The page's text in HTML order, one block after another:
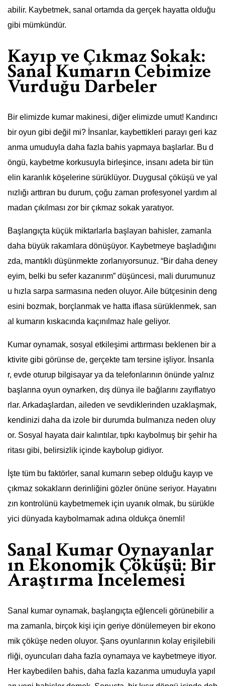
abilir. Kaybetmek, sanal ortamda da gerçek hayatta olduğu
gibi mümkündür.
Kayıp ve Çıkmaz Sokak:
Sanal Kumarın Cebimize
Vurduğu Darbeler
Bir elimizde kumar makinesi, diğer elimizde umut! Kandırıcı
bir oyun gibi değil mi? İnsanlar, kaybettikleri parayı geri kaz
anma umuduyla daha fazla bahis yapmaya başlarlar. Bu d
öngü, kaybetme korkusuyla birleşince, insanı adeta bir tün
elin karanlık köşelerine sürüklüyor. Duygusal çöküşü ve yal
nızlığı arttıran bu durum, çoğu zaman profesyonel yardım al
madan çıkılması zor bir çıkmaz sokak yaratıyor.
Başlangıçta küçük miktarlarla başlayan bahisler, zamanla
daha büyük rakamlara dönüşüyor. Kaybetmeye başladığını
zda, mantıklı düşünmekte zorlanıyorsunuz. “Bir daha deney
eyim, belki bu sefer kazanırım” düşüncesi, mali durumunuz
u hızla sarpa sarmasına neden oluyor. Aile bütçesinin deng
esini bozmak, borçlanmak ve hatta iflasa sürüklenmek, san
al kumarın kıskacında kaçınılmaz hale geliyor.
Kumar oynamak, sosyal etkileşimi arttırması beklenen bir a
ktivite gibi görünse de, gerçekte tam tersine işliyor. İnsanla
r, evde oturup bilgisayar ya da telefonlarının önünde yalnız
başlarına oyun oynarken, dış dünya ile bağlarını zayıflatıyo
rlar. Arkadaşlardan, aileden ve sevdiklerinden uzaklaşmak,
kendinizi daha da izole bir durumda bulmanıza neden oluy
or. Sosyal hayata dair kalıntılar, tıpkı kaybolmuş bir şehir ha
ritası gibi, belirsizlik içinde kaybolup gidiyor.
İşte tüm bu faktörler, sanal kumarın sebep olduğu kayıp ve
çıkmaz sokakların derinliğini gözler önüne seriyor. Hayatını
zın kontrolünü kaybetmemek için uyanık olmak, bu sürükle
yici dünyada kaybolmamak adına oldukça önemli!
Sanal Kumar Oynayanlar
ın Ekonomik Çöküşü: Bir
Araştırma İncelemesi
Sanal kumar oynamak, başlangıçta eğlenceli görünebilir a
ma zamanla, birçok kişi için geriye dönülemeyen bir ekono
mik çöküşe neden oluyor. Şans oyunlarının kolay erişilebili
rliği, oyuncuları daha fazla oynamaya ve kaybetmeye itiyor.
Her kaybedilen bahis, daha fazla kazanma umuduyla yapıl